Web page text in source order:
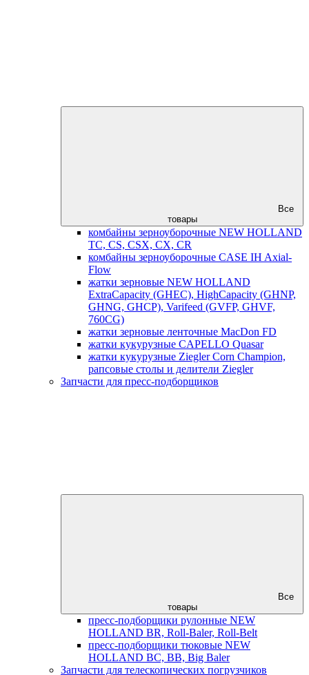
Все
товары
комбайны зерноуборочные NEW HOLLAND
TC, CS, CSX, CX, CR
комбайны зерноуборочные CASE IH Axial-
Flow
жатки зерновые NEW HOLLAND
ExtraCapacity (GHEC), HighCapacity (GHNP,
GHNG, GHCP), Varifeed (GVFP, GHVF,
760CG)
жатки зерновые ленточные MacDon FD
жатки кукурузные CAPELLO Quasar
жатки кукурузные Ziegler Corn Champion,
рапсовые столы и делители Ziegler
Запчасти для пресс-подборщиков
Все
товары
пресс-подборщики рулонные NEW
HOLLAND BR, Roll-Baler, Roll-Belt
пресс-подборщики тюковые NEW
HOLLAND BC, BB, Big Baler
Запчасти для телескопических погрузчиков